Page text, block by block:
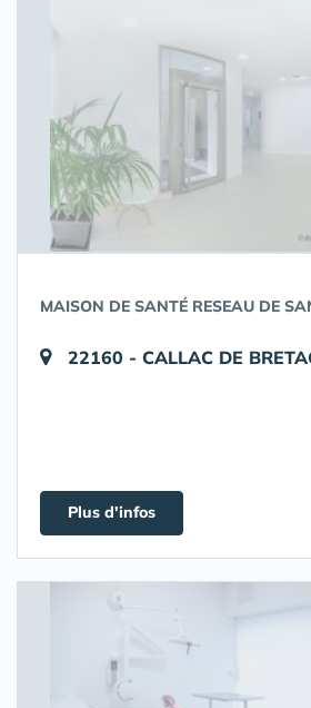
MAISON DE SANTÉ RESEAU DE
22160 - CALLAC DE
Plus d'infos